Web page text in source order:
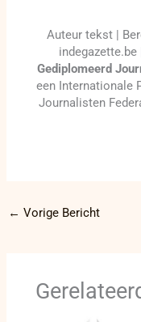
Auteur tekst |
Gediplomeerd
een Internationale
Journalisten
← Vorige Bericht